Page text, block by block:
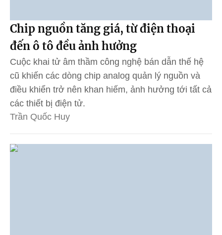
Chip nguồn tăng giá, từ điện thoại
đến ô tô đều ảnh hưởng
Cuộc khai tử âm thầm công nghệ bán dẫn thế hệ
cũ khiến các dòng chip analog quản lý nguồn và
điều khiển trở nên khan hiếm, ảnh hưởng tới tất cả
các thiết bị điện tử.
Trần Quốc Huy